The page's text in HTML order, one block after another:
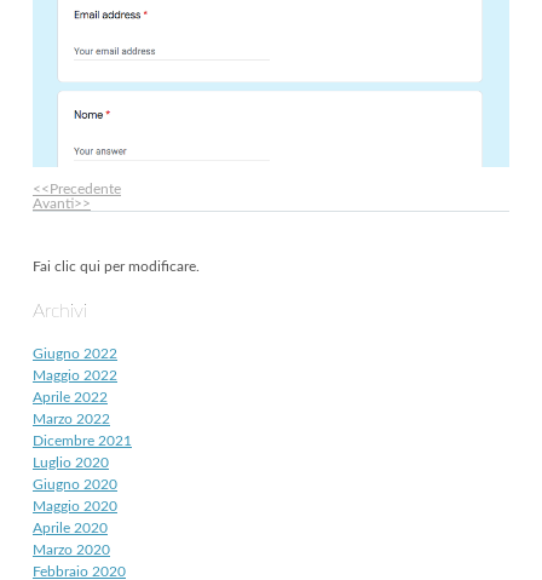
<<Precedente
Avanti>>
Fai clic qui per modificare.
Archivi
Giugno 2022
Maggio 2022
Aprile 2022
Marzo 2022
Dicembre 2021
Luglio 2020
Giugno 2020
Maggio 2020
Aprile 2020
Marzo 2020
Febbraio 2020